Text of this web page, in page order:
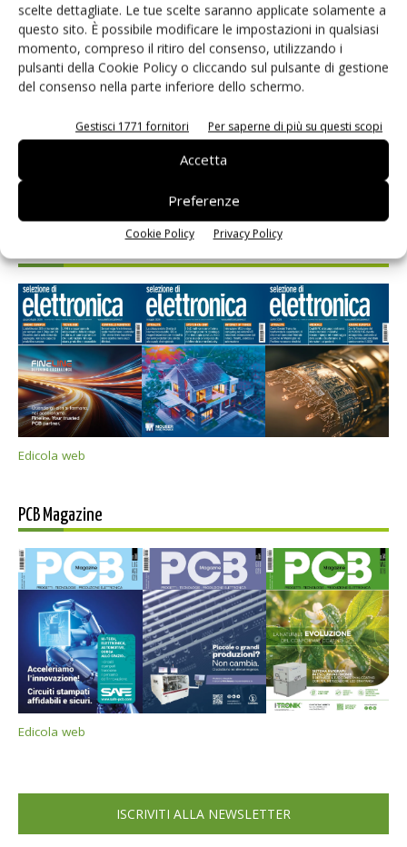
scelte dettagliate. Le tue scelte saranno applicate solamente a
questo sito. È possibile modificare le impostazioni in qualsiasi
momento, compreso il ritiro del consenso, utilizzando i
pulsanti della Cookie Policy o cliccando sul pulsante di gestione
del consenso nella parte inferiore dello schermo.
Gestisci 1771 fornitori Per saperne di più su questi scopi
Accetta
Preferenze
Cookie Policy Privacy Policy
Salva il mio nome, email e sito web in questo browser per i
prossimi commenti.
Edicola web
PCB Magazine
Edicola web
ISCRIVITI ALLA NEWSLETTER